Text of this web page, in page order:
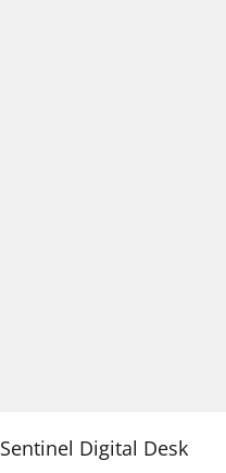
Sentinel Digital Desk